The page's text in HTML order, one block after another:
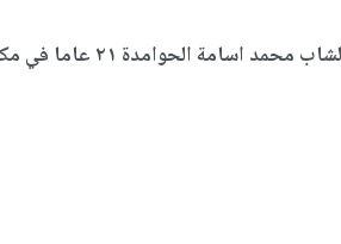
وأفادت مصادر محلية،